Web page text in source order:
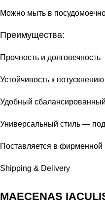
Можно мыть в
Преимущества:
Прочность и долговечность
Устойчивость к
Удобный
Универсальный стиль —
Поставляется в фирменной
Shipping & Delivery
MAECENAS